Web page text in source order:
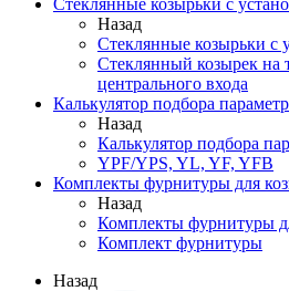
Назад
Стеклянные козырьки с
Стеклянный козырек на
центрального входа
Калькулятор подбора
Назад
Калькулятор подбора
YPF/YPS, YL, YF, YFB
Комплекты фурнитуры для
Назад
Комплекты фурнитуры
Комплект фурнитуры
Назад